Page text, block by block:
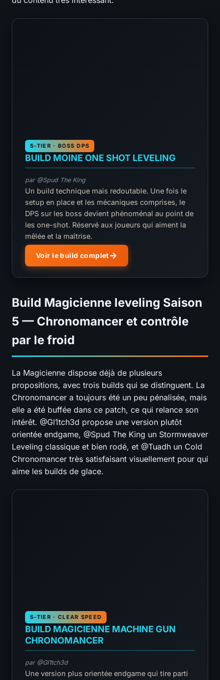
S-TIER · BOSS DPS
BUILD MOINE ONE SHOT LEVELING
par @Spud The King
Un build technique mais redoutable. Une fois le
setup en place et les mécaniques comprises, le
DPS sur les boss devient phénoménal au point de
les one-shot. Réservé aux joueurs qui aiment la
mêlée et la maîtrise.
Voir le build complet
Build Magicienne leveling Saison
5 — Chronomancer et contrôle
par le froid
La Magicienne dispose déjà de plusieurs
propositions, avec trois builds qui se distinguent. La
Chronomancer a toujours été un peu pénalisée, mais
elle a été buffée dans ce patch, ce qui relance son
intérêt. @Gl1tch3d propose une version plutôt
orientée endgame, @Spud The King un Stormweaver
Leveling classique et bien rodé, et @Tuadh un Cold
Chronomancer très satisfaisant visuellement pour qui
aime les builds de glace.
S-TIER · CLEAR SPEED
BUILD MAGICIENNE MACHINE GUN
CHRONOMANCER
par @Gl1tch3d
Une version plus orientée endgame qui tire parti